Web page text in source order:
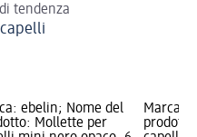
tendenza
ebelin; Nome del
Mollette per
Marca: